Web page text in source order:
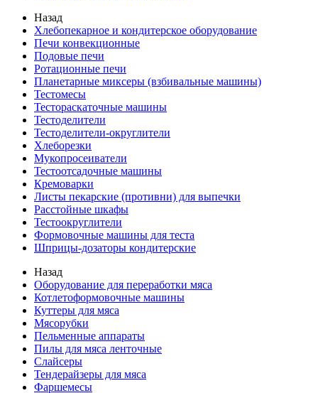
Назад
Хлебопекарное и кондитерское оборудование
Печи конвекционные
Подовые печи
Ротационные печи
Планетарные миксеры (взбивальные машины)
Тестомесы
Тестораскаточные машины
Тестоделители
Тестоделители-округлители
Хлеборезки
Мукопросеиватели
Тестоотсадочные машины
Кремоварки
Листы пекарские (противни) для выпечки
Расстойные шкафы
Тестоокруглители
Формовочные машины для теста
Шприцы-дозаторы кондитерские
Назад
Оборудование для переработки мяса
Котлетоформовочные машины
Куттеры для мяса
Мясорубки
Пельменные аппараты
Пилы для мяса ленточные
Слайсеры
Тендерайзеры для мяса
Фаршемесы